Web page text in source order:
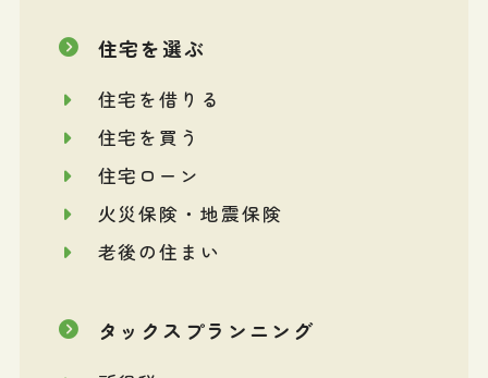
住宅を選ぶ
住宅を借りる
住宅を買う
住宅ローン
火災保険・地震保険
老後の住まい
タックスプランニング